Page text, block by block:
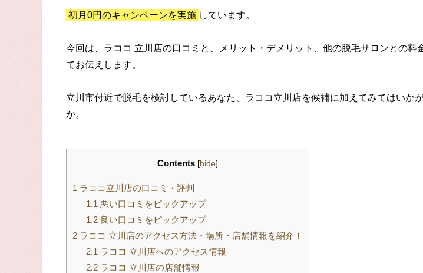
初月0円のキャンペーンを実施 しています。
今回は、ラココ 立川店の口コミと、メリット・デメリット、他の脱毛サロンとの料
てお伝えします。
立川市付近で脱毛を検討しているあなた、ラココ立川店を候補に加えてみてはいか
か。
Contents [hide]
1 ラココ立川店の口コミ・評判
1.1 悪い口コミをピックアップ
1.2良い口コミをピックアップ
2 ラココ 立川店のアクセス方法・場所・店舗情報を紹介！
2.1 ラココ 立川店へのアクセス情報
2.2ラココ 立川店の店舗情報